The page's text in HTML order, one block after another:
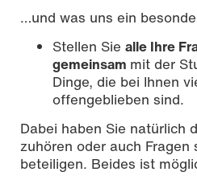
…und was uns ein
Stellen Sie alle Ihre
gemeinsam mit der
Dinge, die bei Ihnen
offengeblieben sind.
Dabei haben Sie natürlich
zuhören oder auch Fragen
beteiligen. Beides ist